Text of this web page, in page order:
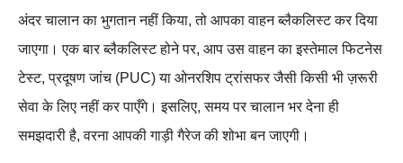
अंदर चालान का भुगतान नहीं किया, तो आपका वाहन ब्लैकलिस्ट कर दिया
जाएगा। एक बार ब्लैकलिस्ट होने पर, आप उस वाहन का इस्तेमाल फिटनेस
टेस्ट, प्रदूषण जांच (PUC) या ओनरशिप ट्रांसफर जैसी किसी भी ज़रूरी
सेवा के लिए नहीं कर पाएँगे। इसलिए, समय पर चालान भर देना ही
समझदारी है, वरना आपकी गाड़ी गैरेज की शोभा बन जाएगी।